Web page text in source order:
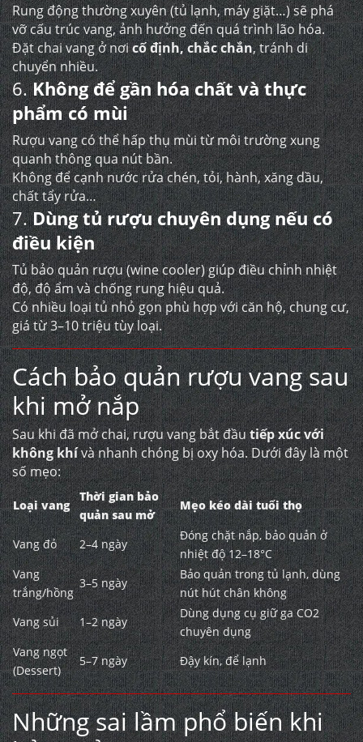
Rung động thường xuyên (tủ lạnh, máy giặt…) sẽ phá
vỡ cấu trúc vang, ảnh hưởng đến quá trình lão hóa.
Đặt chai vang ở nơicố định, chắc chắn, tránh di
chuyển nhiều.
6.Không để gần hóa chất và thực
phẩm có mùi
Rượu vang có thể hấp thụ mùi từ môi trường xung
quanh thông qua nút bần.
Không để cạnh nước rửa chén, tỏi, hành, xăng dầu,
chất tẩy rửa…
7.Dùng tủ rượu chuyên dụng nếu có
điều kiện
Tủ bảo quản rượu (wine cooler) giúp điều chỉnh nhiệt
độ, độ ẩm và chống rung hiệu quả.
Có nhiều loại tủ nhỏ gọn phù hợp với căn hộ, chung cư,
giá từ 3–10 triệu tùy loại.
Cách bảo quản rượu vang sau
khi mở nắp
Sau khi đã mở chai, rượu vang bắt đầutiếp xúc với
không khívà nhanh chóng bị oxy hóa. Dưới đây là một
số mẹo:
Loại vang
Thời gian bảo
quản sau mở
Mẹo kéo dài tuổi thọ
Vang đỏ 2–4 ngày
Đóng chặt nắp, bảo quản ở
nhiệt độ 12–18°C
Vang
trắng/hồng
3–5 ngày
Bảo quản trong tủ lạnh, dùng
nút hút chân không
Vang sủi
1–2 ngày
Dùng dụng cụ giữ ga CO2
chuyên dụng
Vang ngọt
(Dessert)
5–7 ngày Đậy kín, để lạnh
Những sai lầm phổ biến khi